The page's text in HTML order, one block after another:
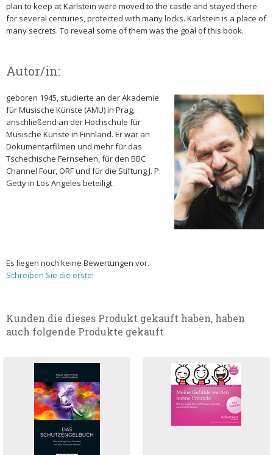
plan to keep at Karlstein were moved to the castle and stayed there
for several centuries, protected with many locks. Karlstein is a place of
many secrets. To reveal some of them was the goal of this book.
Autor/in:
geboren 1945, studierte an der Akademie
für Musische Künste (AMU) in Prag,
anschließend an der Hochschule für
Musische Künste in Finnland. Er war an
Dokumentarfilmen und mehr für das
Tschechische Fernsehen, für den BBC
Channel Four, ORF und für die Stiftung J. P.
Getty in Los Angeles beteiligt.
Es liegen noch keine Bewertungen vor.
Schreiben Sie die erste!
Kunden die dieses Produkt gekauft haben, haben
auch folgende Produkte gekauft